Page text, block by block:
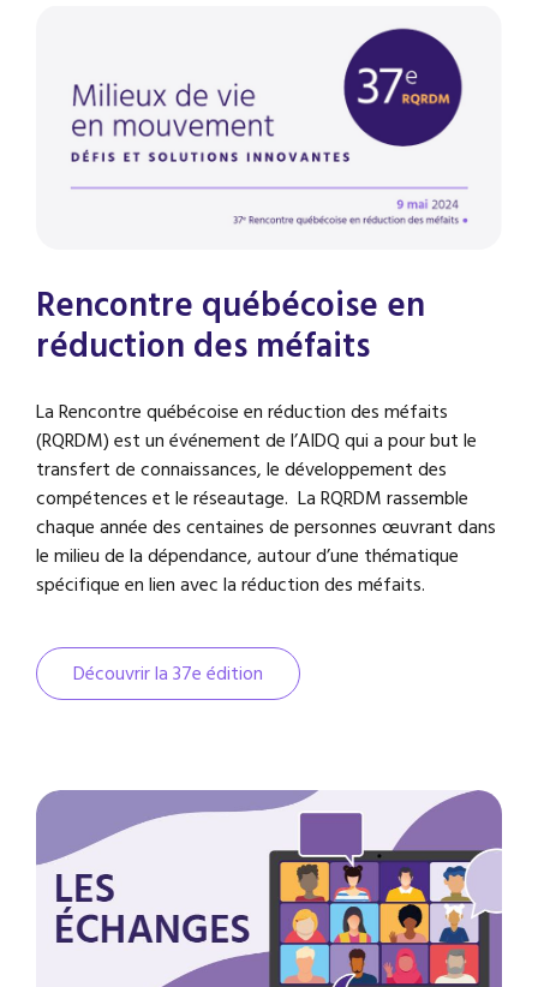
Rencontre québécoise en
réduction des méfaits
La Rencontre québécoise en réduction des méfaits
(RQRDM) est un événement de l’AIDQ qui a pour but le
transfert de connaissances, le développement des
compétences et le réseautage. La RQRDM rassemble
chaque année des centaines de personnes œuvrant dans
le milieu de la dépendance, autour d’une thématique
spécifique en lien avec la réduction des méfaits.
Découvrir la 37e édition